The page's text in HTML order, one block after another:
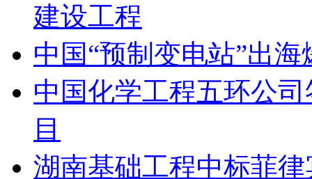
建设工程
中国“预制变电站”出海
中国化学工程五环公
目
湖南基础工程中标菲